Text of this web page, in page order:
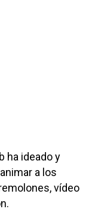
ha ideado y
a los
vídeo